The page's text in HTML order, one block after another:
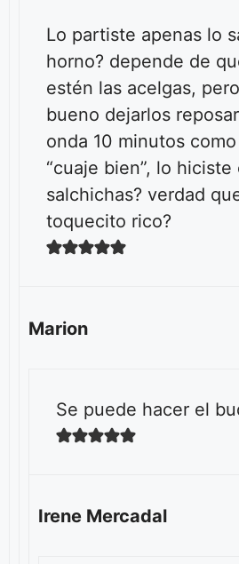
Lo partiste apenas lo
horno? depende de
estén las acelgas,
bueno dejarlos
onda 10 minutos
“cuaje bien”, lo hiciste
salchichas? verdad
toquecito rico?
Marion
Se puede hacer el
Irene Mercadal